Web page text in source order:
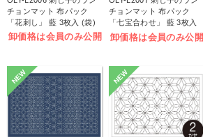
チョンマット 布パック
「花刺し」 藍 3枚入 (袋)
卸価格は会員のみ公開
チョンマット 布パック
「七宝合わせ」 藍 3枚入
(袋)
卸価格は会員のみ公開
NEW NEW